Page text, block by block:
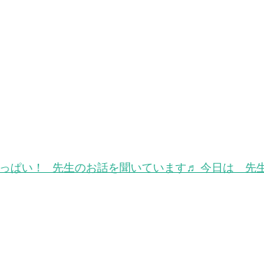
！ 先生のお話を聞いています♬ 今日は 先生